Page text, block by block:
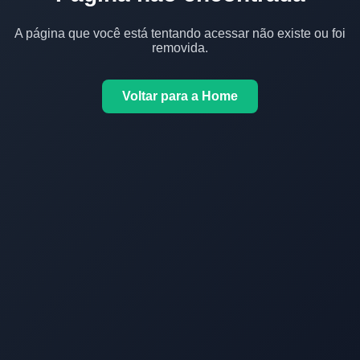
A página que você está tentando acessar não existe ou foi
removida.
Voltar para a Home